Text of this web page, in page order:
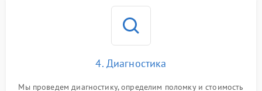
4. Диагностика
Мы проведем диагностику, определим поломку и стоимость